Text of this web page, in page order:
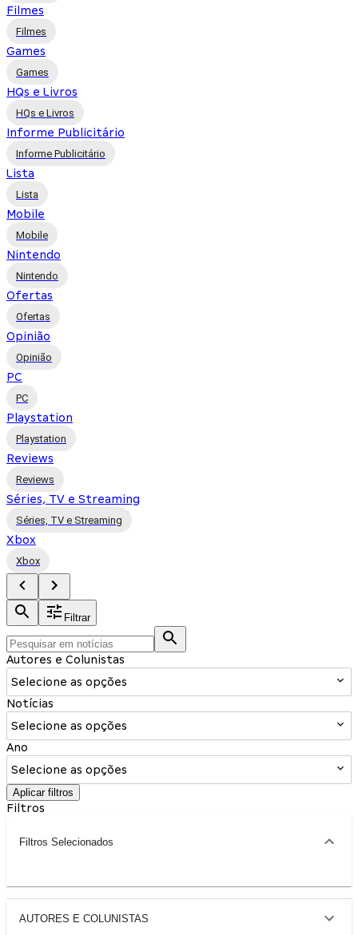
Filmes
Filmes
Games
Games
HQs e Livros
HQs e Livros
Informe Publicitário
Informe Publicitário
Lista
Lista
Mobile
Mobile
Nintendo
Nintendo
Ofertas
Ofertas
Opinião
Opinião
PC
PC
Playstation
Playstation
Reviews
Reviews
Séries, TV e Streaming
Séries, TV e Streaming
Xbox
Xbox
Filtrar
Autores e Colunistas
Selecione as opções
Notícias
Selecione as opções
Ano
Selecione as opções
Aplicar filtros
Filtros
Filtros Selecionados
AUTORES E COLUNISTAS